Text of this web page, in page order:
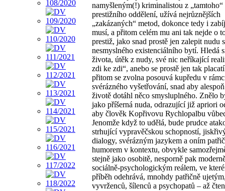
namyšleným(!) kriminalistou z „tamtoho“
prestižního oddělení, užívá nejrůznějších
„zakázaných“ metod, dokonce tedy i
musí, a přitom celém mu ani tak nejde o
prestiž, jako snad prostě jen zalepit nudu
nesmyslného existenciálního bytí. Hledá
života, útěk z nudy, své nic neříkající
zdi ke zdi“, anebo se prostě jen tak
přitom se zvolna posouvá kupředu v
svérázného vyšetřování, snad aby
životě dotáhl něco smysluplného. Znělo
jako příšerná nuda, odrazující již apriori
aby člověk Kopřivovu Rychlopalbu
Jenomže když to udělá, bude prudce
strhující vypravěčskou schopností,
dialogy, svérázným jazykem a oním
humorem v kontextu, obvykle
stejně jako osobitě, nesporně pak
sociálně-psychologickým reálem, ve
příběh odehrává, mnohdy patřičně
vyvrženců, šílenců a psychopatů – až